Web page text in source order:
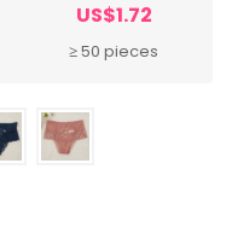
US$1.72
≥ 50 pieces